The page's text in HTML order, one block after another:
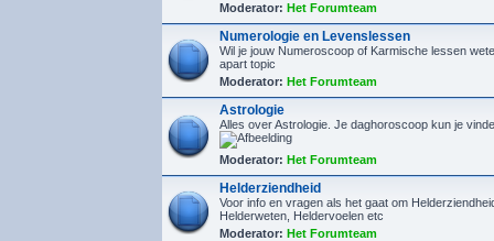
Moderator: Het Forumteam
Numerologie en Levenslessen
Wil je jouw Numeroscoop of Karmische lessen
apart topic
Moderator: Het Forumteam
Astrologie
Alles over Astrologie. Je daghoroscoop kun je
Moderator: Het Forumteam
Helderziendheid
Voor info en vragen als het gaat om
Helderweten, Heldervoelen etc
Moderator: Het Forumteam